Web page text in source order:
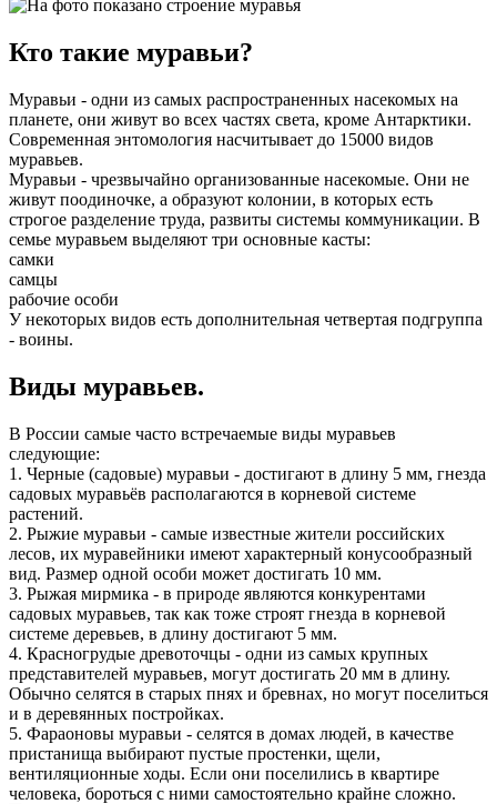
Кто такие муравьи?
Муравьи - одни из самых распространенных насекомых на
планете, они живут во всех частях света, кроме Антарктики.
Современная энтомология насчитывает до 15000 видов
муравьев.
Муравьи - чрезвычайно организованные насекомые. Они не
живут поодиночке, а образуют колонии, в которых есть
строгое разделение труда, развиты системы коммуникации. В
семье муравьем выделяют три основные касты:
самки
самцы
рабочие особи
У некоторых видов есть дополнительная четвертая подгруппа
- воины.
Виды муравьев.
В России самые часто встречаемые виды муравьев
следующие:
1. Черные (садовые) муравьи - достигают в длину 5 мм, гнезда
садовых муравьёв располагаются в корневой системе
растений.
2. Рыжие муравьи - самые известные жители российских
лесов, их муравейники имеют характерный конусообразный
вид. Размер одной особи может достигать 10 мм.
3. Рыжая мирмика - в природе являются конкурентами
садовых муравьев, так как тоже строят гнезда в корневой
системе деревьев, в длину достигают 5 мм.
4. Красногрудые древоточцы - одни из самых крупных
представителей муравьев, могут достигать 20 мм в длину.
Обычно селятся в старых пнях и бревнах, но могут поселиться
и в деревянных постройках.
5. Фараоновы муравьи - селятся в домах людей, в качестве
пристанища выбирают пустые простенки, щели,
вентиляционные ходы. Если они поселились в квартире
человека, бороться с ними самостоятельно крайне сложно.